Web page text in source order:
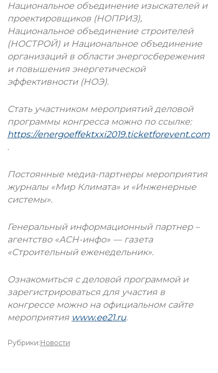
Национальное объединение изыскателей и
проектировщиков (НОПРИЗ),
Национальное объединение строителей
(НОСТРОЙ) и Национальное объединение
организаций в области энергосбережения
и повышения энергетической
эффективности (НОЭ).
Стать участником мероприятий деловой
программы конгресса можно по ссылке:
https://energoeffektxxi2019.ticketforevent.com
.
Постоянные медиа-партнеры мероприятия
журналы «Мир Климата» и «Инженерные
системы».
Генеральный информационный партнер –
агентство «АСН-инфо» — газета
«Строительный еженедельник».
Ознакомиться с деловой программой и
зарегистрироваться для участия в
конгрессе можно на официальном сайте
мероприятия www.ee21.ru.
Рубрики:Новости